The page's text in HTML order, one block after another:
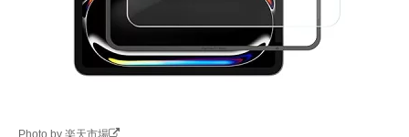
Photo by 楽天市場